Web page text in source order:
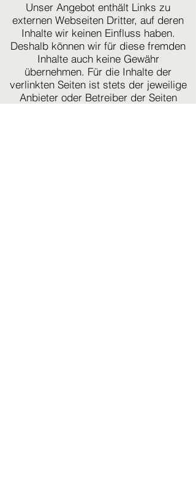
Unser Angebot enthält Links zu
externen Webseiten Dritter, auf deren
Inhalte wir keinen Einfluss haben.
Deshalb können wir für diese fremden
Inhalte auch keine Gewähr
übernehmen. Für die Inhalte der
verlinkten Seiten ist stets der jeweilige
Anbieter oder Betreiber der Seiten